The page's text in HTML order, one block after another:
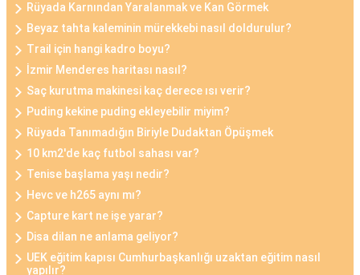
Rüyada Karnından Yaralanmak ve Kan Görmek
Beyaz tahta kaleminin mürekkebi nasıl doldurulur?
Trail için hangi kadro boyu?
İzmir Menderes haritası nasıl?
Saç kurutma makinesi kaç derece ısı verir?
Puding kekine puding ekleyebilir miyim?
Rüyada Tanımadığın Biriyle Dudaktan Öpüşmek
10 km2'de kaç futbol sahası var?
Tenise başlama yaşı nedir?
Hevc ve h265 aynı mı?
Capture kart ne işe yarar?
Disa dilan ne anlama geliyor?
UEK eğitim kapısı Cumhurbaşkanlığı uzaktan eğitim nasıl
yapılır?